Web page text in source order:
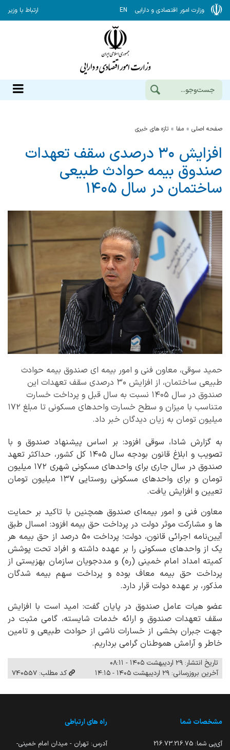
وزارت امور اقتصادی و دارایی EN ارتباط با وزیر
صفحه اصلی مفا تازه های خبری
افزایش ۳۰ درصدی سقف تعهدات
صندوق بیمه حوادث طبیعی
ساختمان در سال ۱۴۰۵
حمید سوقی، معاون فنی و امور بیمه ای صندوق بیمه حوادث
طبیعی ساختمان، از افزایش ۳۰ درصدی سقف تعهدات این
صندوق در سال ۱۴۰۵ نسبت به سال قبل و پرداخت خسارت
متناسب با میزان و سطح خسارت واحدهای مسکونی تا مبلغ ۱۷۲
میلیون تومان به زیان دیدگان خبر داد.
به گزارش شادا، سوقی افزود: بر اساس پیشنهاد صندوق و با
تصویب و ابلاغ قانون بودجه سال ۱۴۰۵ کل کشور، حداکثر تعهد
صندوق در سال جاری برای واحدهای مسکونی شهری ۱۷۲ میلیون
تومان و برای واحدهای مسکونی روستایی ۱۳۷ میلیون تومان
تعیین و افزایش یافت.
معاون فنی و امور بیمه‌ای صندوق همچنین با تاکید بر حمایت
ها و مشارکت موثر دولت در پرداخت حق بیمه افزود: امسال طبق
آیین‌نامه اجرائی قانون، دولت؛ پرداخت ۵۰ درصد از حق بیمه هر
یک از واحدهای مسکونی را بر عهده داشته و افراد تحت پوشش
کمیته امداد امام خمینی (ره) و مددجویان سازمان بهزیستی از
پرداخت حق بیمه معاف بوده و پرداخت سهم بیمه شدگان
مذکور، بر عهده دولت قرار دارد.
عضو هیات عامل صندوق در پایان گفت: امید است با افزایش
سقف تعهدات صندوق و ارائه خدمات شایسته، گامی مثبت در
جهت جبران بخشی از خسارات ناشی از حوادث طبیعی و تامین
خاطر و آرامش هموطنان گرامی برداریم.
تاریخ انتشار: ۲۹ اردیبهشت ۱۴۰۵ - ۰۸:۱۱
آخرین بروزرسانی: ۲۹ اردیبهشت ۱۴۰۵ - ۱۴:۱۵
کد مطلب: 740557
مشخصات شما
آی‌پی شما: 216.73.216.75
راه های ارتباطی
آدرس: تهران - میدان امام خمینی-